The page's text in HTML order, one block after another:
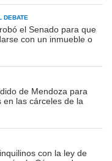
DEBATE
el Senado para que
con un inmueble o
de Mendoza para
en las cárceles de la
con la ley de